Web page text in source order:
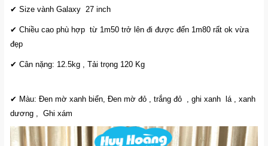
✔ Size vành Galaxy 27 inch
✔ Chiều cao phù hợp từ 1m50 trở lên đi được đến 1m80 rất ok vừa
đẹp
✔ Cân nặng: 12.5kg , Tải trọng 120 Kg
✔ Màu: Đen mờ xanh biển, Đen mờ đỏ , trắng đỏ , ghi xanh lá , xanh
dương , Ghi xám